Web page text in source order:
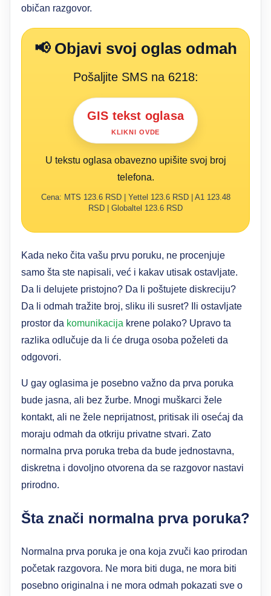
običan razgovor.
📢 Objavi svoj oglas odmah
Pošaljite SMS na 6218:
GIS tekst oglasa
KLIKNI OVDE
U tekstu oglasa obavezno upišite svoj broj
telefona.
Cena: MTS 123.6 RSD | Yettel 123.6 RSD | A1 123.48
RSD | Globaltel 123.6 RSD
Kada neko čita vašu prvu poruku, ne procenjuje
samo šta ste napisali, već i kakav utisak ostavljate.
Da li delujete pristojno? Da li poštujete diskreciju?
Da li odmah tražite broj, sliku ili susret? Ili ostavljate
prostor da komunikacija krene polako? Upravo ta
razlika odlučuje da li će druga osoba poželeti da
odgovori.
U gay oglasima je posebno važno da prva poruka
bude jasna, ali bez žurbe. Mnogi muškarci žele
kontakt, ali ne žele neprijatnost, pritisak ili osećaj da
moraju odmah da otkriju privatne stvari. Zato
normalna prva poruka treba da bude jednostavna,
diskretna i dovoljno otvorena da se razgovor nastavi
prirodno.
Šta znači normalna prva poruka?
Normalna prva poruka je ona koja zvuči kao prirodan
početak razgovora. Ne mora biti duga, ne mora biti
posebno originalna i ne mora odmah pokazati sve o